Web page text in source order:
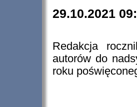
29.10.2021
Redakcja
autorów do
roku